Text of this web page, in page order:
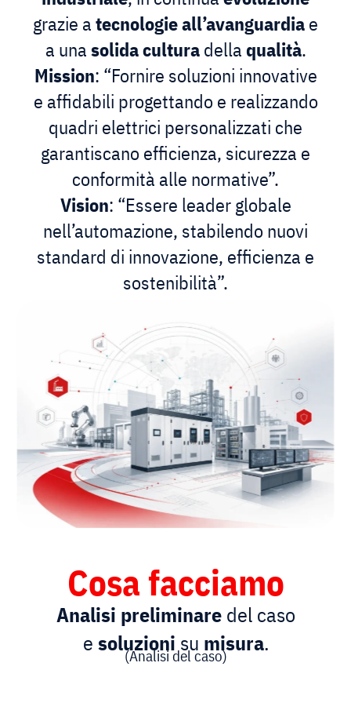
grazie atecnologieall’avanguardiae
a unasolidaculturadella qualità.
Mission: “Fornire soluzioni innovative
e affidabili progettando e realizzando
quadri elettrici personalizzati che
garantiscano efficienza, sicurezza e
conformità alle normative”.
Vision: “Essere leader globale
nell’automazione, stabilendo nuovi
standard di innovazione, efficienza e
sostenibilità”.
Cosa facciamo​
Analisi preliminaredel caso
e soluzioni su misura.
(Analisi del caso)